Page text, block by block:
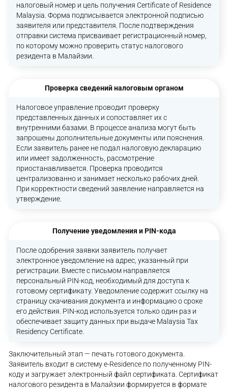
налоговый номер и цель получения Certificate of Residence
Malaysia. Форма подписывается электронной подписью
заявителя или представителя. После подтверждения
отправки система присваивает регистрационный номер,
по которому можно проверить статус налогового
резидента в Малайзии.
Проверка сведений налоговым органом
Налоговое управление проводит проверку
представленных данных и сопоставляет их с
внутренними базами. В процессе анализа могут быть
запрошены дополнительные документы или пояснения.
Если заявитель ранее не подал налоговую декларацию
или имеет задолженность, рассмотрение
приостанавливается. Проверка проводится
централизованно и занимает несколько рабочих дней.
При корректности сведений заявление направляется на
утверждение.
Получение уведомления и PIN-кода
После одобрения заявки заявитель получает
электронное уведомление на адрес, указанный при
регистрации. Вместе с письмом направляется
персональный PIN-код, необходимый для доступа к
готовому сертификату. Уведомление содержит ссылку на
страницу скачивания документа и информацию о сроке
его действия. PIN-код используется только один раз и
обеспечивает защиту данных при выдаче Malaysia Tax
Residency Certificate.
Заключительный этап — печать готового документа.
Заявитель входит в систему e-Residence по полученному PIN-
коду и загружает электронный файл сертификата. Сертификат
налогового резидента в Малайзии формируется в формате